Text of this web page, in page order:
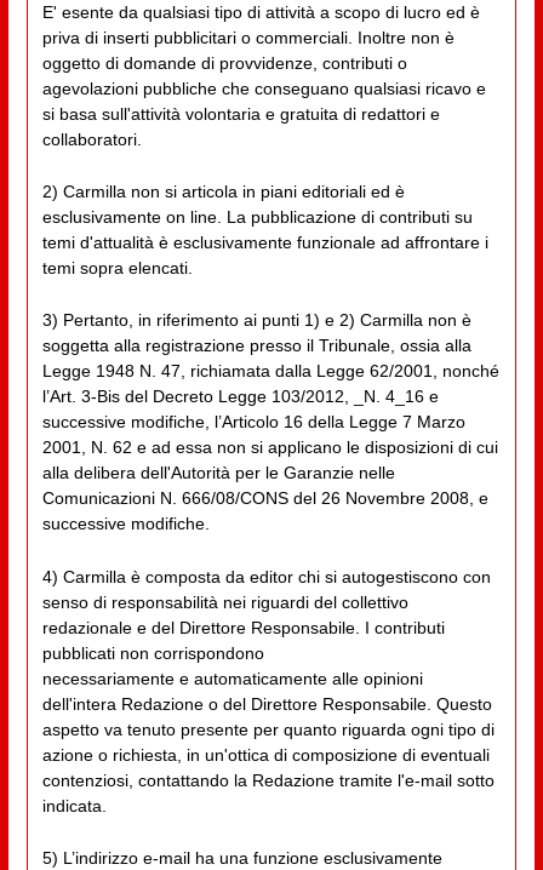
E' esente da qualsiasi tipo di attività a scopo di lucro ed è
priva di inserti pubblicitari o commerciali. Inoltre non è
oggetto di domande di provvidenze, contributi o
agevolazioni pubbliche che conseguano qualsiasi ricavo e
si basa sull'attività volontaria e gratuita di redattori e
collaboratori.
2) Carmilla non si articola in piani editoriali ed è
esclusivamente on line. La pubblicazione di contributi su
temi d'attualità è esclusivamente funzionale ad affrontare i
temi sopra elencati.
3) Pertanto, in riferimento ai punti 1) e 2) Carmilla non è
soggetta alla registrazione presso il Tribunale, ossia alla
Legge 1948 N. 47, richiamata dalla Legge 62/2001, nonché
l’Art. 3-Bis del Decreto Legge 103/2012, _N. 4_16 e
successive modifiche, l’Articolo 16 della Legge 7 Marzo
2001, N. 62 e ad essa non si applicano le disposizioni di cui
alla delibera dell'Autorità per le Garanzie nelle
Comunicazioni N. 666/08/CONS del 26 Novembre 2008, e
successive modifiche.
4) Carmilla è composta da editor chi si autogestiscono con
senso di responsabilità nei riguardi del collettivo
redazionale e del Direttore Responsabile. I contributi
pubblicati non corrispondono
necessariamente e automaticamente alle opinioni
dell'intera Redazione o del Direttore Responsabile. Questo
aspetto va tenuto presente per quanto riguarda ogni tipo di
azione o richiesta, in un'ottica di composizione di eventuali
contenziosi, contattando la Redazione tramite l'e-mail sotto
indicata.
5) L’indirizzo e-mail ha una funzione esclusivamente